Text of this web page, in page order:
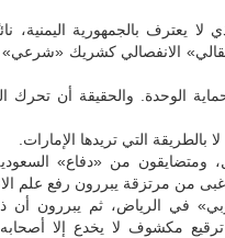
يعترف بالجمهورية اليمنية،
الانفصالي كشريك
الوحدة. والحقيقة أن تحرك
التي تريدها الإمارات.
ومتضايقون من «دفاع»
من مرتزقة يبررون رفع علم
في الرياض، ثم يبررون
مكشوف لا يخدع إلا